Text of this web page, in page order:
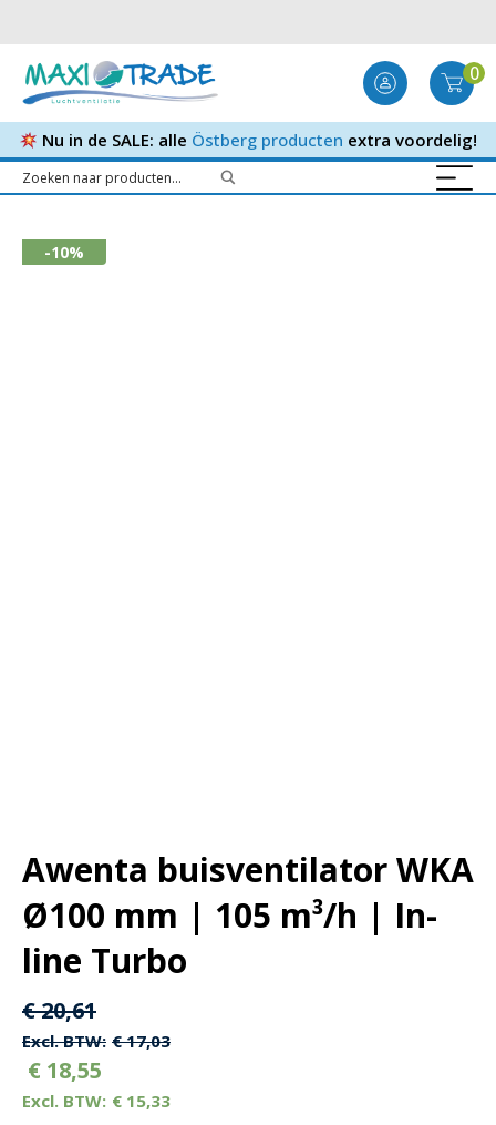
0
Nu in de SALE: alle Östberg producten extra voordelig!
-10%
Awenta buisventilator WKA
Ø100 mm | 105 m³/h | In-
line Turbo
Oorspronkelijke
prijs
was:
€ 20,61.
€20,61Huidige
prijs
is:
€ 20,61.
€17,03
€ 18,55
€ 15,33